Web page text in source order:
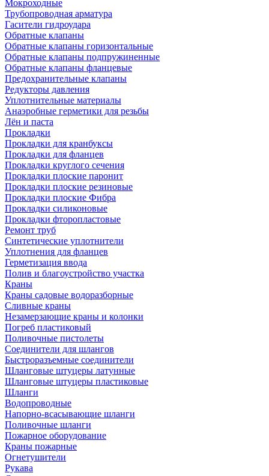
Мокроходные
Трубопроводная арматура
Гасители гидроудара
Обратные клапаны
Обратные клапаны горизонтальные
Обратные клапаны подпружиненные
Обратные клапаны фланцевые
Предохранительные клапаны
Редукторы давления
Уплотнительные материалы
Анаэробные герметики для резьбы
Лён и паста
Прокладки
Прокладки для кранбуксы
Прокладки для фланцев
Прокладки круглого сечения
Прокладки плоские паронит
Прокладки плоские резиновые
Прокладки плоские Фибра
Прокладки силиконовые
Прокладки фторопластовые
Ремонт труб
Синтетические уплотнители
Уплотнения для фланцев
Герметизация ввода
Полив и благоустройство участка
Краны
Краны садовые водоразборные
Сливные краны
Незамерзающие краны и колонки
Погреб пластиковый
Поливочные пистолеты
Соединители для шлангов
Быстроразъемные соединители
Шланговые штуцеры латунные
Шланговые штуцеры пластиковые
Шланги
Водопроводные
Напорно-всасывающие шланги
Поливочные шланги
Пожарное оборудование
Краны пожарные
Огнетушители
Рукава